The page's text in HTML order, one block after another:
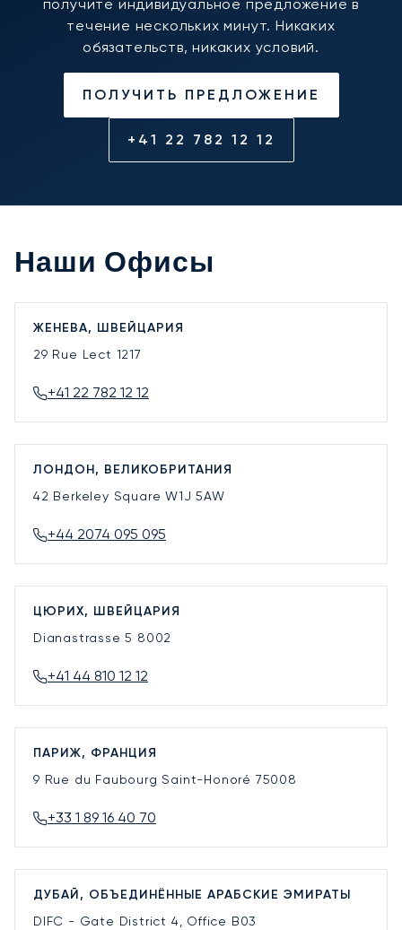
получите индивидуальное предложение в
течение нескольких минут. Никаких
обязательств, никаких условий.
ПОЛУЧИТЬ ПРЕДЛОЖЕНИЕ
+41 22 782 12 12
Наши Офисы
ЖЕНЕВА, ШВЕЙЦАРИЯ
29 Rue Lect 1217
+41 22 782 12 12
ЛОНДОН, ВЕЛИКОБРИТАНИЯ
42 Berkeley SquareW1J 5AW
+44 2074 095 095
ЦЮРИХ, ШВЕЙЦАРИЯ
Dianastrasse 5 8002
+41 44 810 12 12
ПАРИЖ, ФРАНЦИЯ
9 Rue du Faubourg Saint-Honoré 75008
+33 1 89 16 40 70
ДУБАЙ, ОБЪЕДИНЁННЫЕ АРАБСКИЕ ЭМИРАТЫ
DIFC - Gate District 4, Office B03